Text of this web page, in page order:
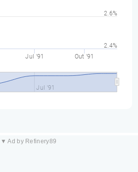
Jul '91 Out '91
Jul '91
2.4%
2.6%
▼ Ad by Refinery89